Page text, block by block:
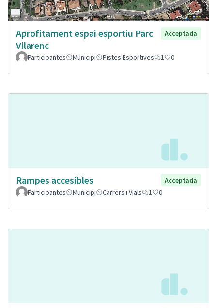
Aprofitament espai esportiu Parc
Vilarenc
Acceptada
Participantes Municipi Pistes Esportives 1 0
Rampes accesibles
Acceptada
Participantes
Municipi Carrers i Vials 1 0